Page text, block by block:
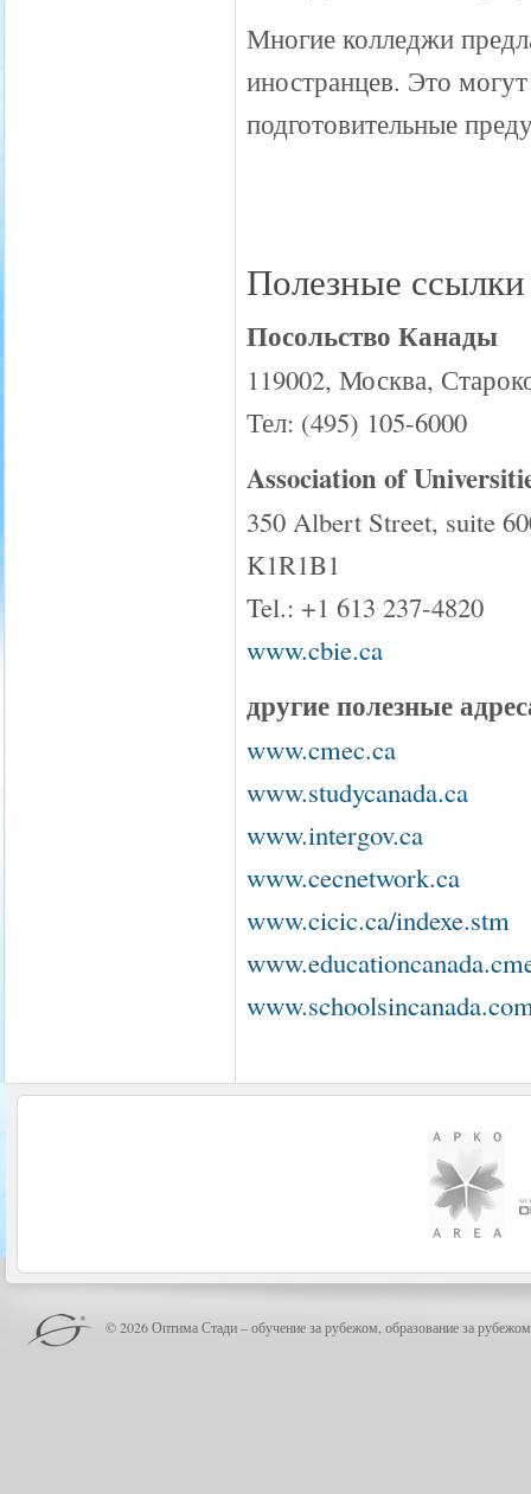
Многие колледжи
иностранцев. Это
подготовительные
Полезные ссылки
Посольство Канады
119002, Москва,
Тел: (495) 105-6000
Association of
350 Albert Street, suite
K1R1B1
Tel.: +1 613 237-4820
www.cbie.ca
другие полезные
www.cmec.ca
www.studycanada.ca
www.intergov.ca
www.cecnetwork.ca
www.cicic.ca/indexe.stm
© 2026 Оптима Стади – обучение за рубежом, образование за